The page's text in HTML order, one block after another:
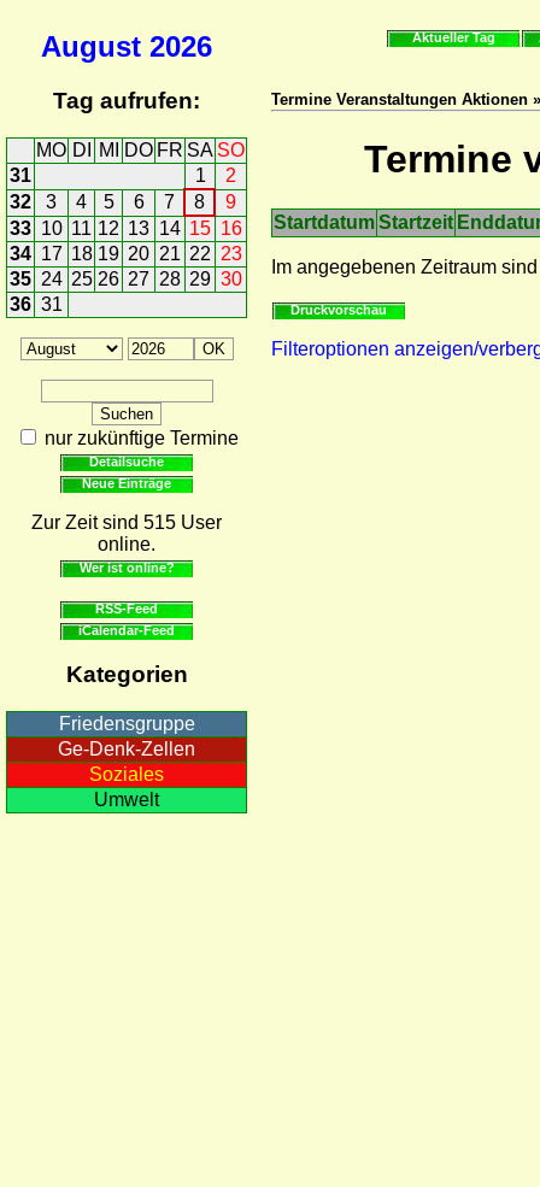
August 2026
Tag aufrufen:
MO DI MI DO FR SA SO
31
1
2
32
3 4 5 6 7 8
9
33 10 11 12 13 14 15 16
34 17 18 19 20 21 22 23
35 24 25 26 27 28 29 30
36 31
nur zukünftige Termine
Detailsuche
Neue Einträge
Zur Zeit sind 515 User
online.
Wer ist online?
RSS-Feed
iCalendar-Feed
Kategorien
Friedensgruppe
Ge-Denk-Zellen
Soziales
Umwelt
Aktueller Tag
Termine Veranstaltungen Aktionen
Termine
StartdatumStartzeit
Im angegebenen Zeitraum
Druckvorschau
Filteroptionen anzeigen/